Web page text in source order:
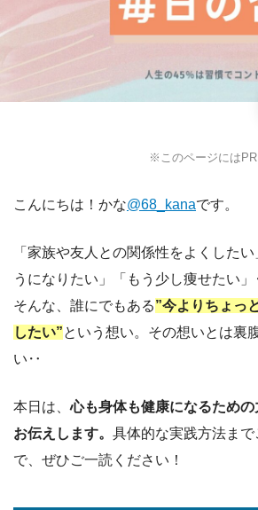
※このページには
こんにちは！かな@68_kanaです。
「家族や友人との関係性をよくした
うになりたい」「もう少し痩せたい
そんな、誰にでもある”今よりちょっ
したい”という想い。その想いとは裏
い‥
本日は、心も身体も健康になるための
お伝えします。 具体的な実践方法ま
で、ぜひご一読ください！